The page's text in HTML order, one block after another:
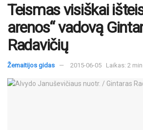
Teismas visiškai
arenos“ vadovą
Radavičių
Žemaitijos gidas 2015-06-05 Laikas: 2